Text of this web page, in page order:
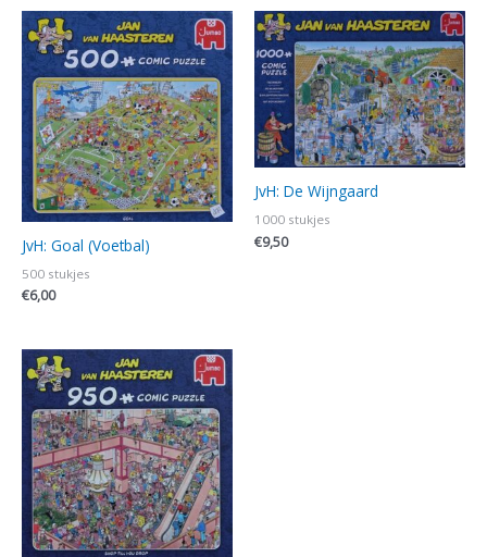
JvH: Goal (Voetbal)
500 stukjes
€6,00
JvH: De Wijngaard
1000 stukjes
€9,50